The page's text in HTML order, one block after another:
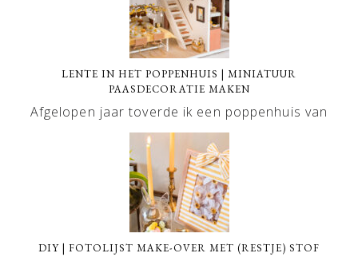
LENTE IN HET POPPENHUIS | MINIATUUR
PAASDECORATIE MAKEN
Afgelopen jaar toverde ik een poppenhuis van
DIY | FOTOLIJST MAKE-OVER MET (RESTJE) STOF